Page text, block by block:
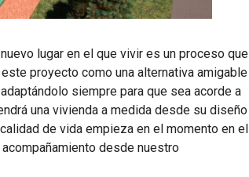
lugar en el que vivir es un proceso que
proyecto como una alternativa amigable
siempre para que sea acorde a
una vivienda a medida desde su diseño
de vida empieza en el momento en el
desde nuestro